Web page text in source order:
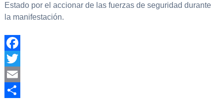
Estado por el accionar de las fuerzas de seguridad durante
la manifestación.
Facebook
Twitter
Email